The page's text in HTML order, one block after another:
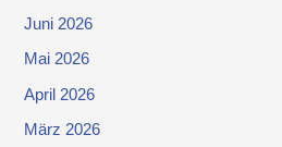
Juni 2026
Mai 2026
April 2026
März 2026